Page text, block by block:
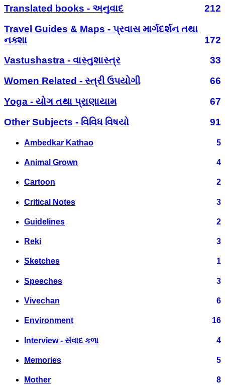
Translated books - અનુવાદ
212
Travel Guides & Maps - પ્રવાસ માર્ગદર્શન તથા
નક્શા
172
Vastushastra - વાસ્તુશાસ્ત્ર
33
Women Related - સ્ત્રી ઉપયોગી
66
Yoga - યોગ તથા પ્રાણાયામ
67
Other Subjects - વિવિધ વિષયો
91
Ambedkar Kathao 5
Animal Grown 4
Cartoon 2
Critical Notes 3
Guidelines 2
Reki 3
Sketches 1
Speeches 3
Vivechan 6
Environment 16
Interview - સંવાદ કળા 4
Memories 5
Mother 8